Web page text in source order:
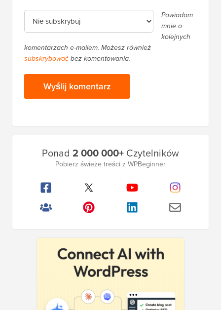
Powiadom
mnie o
kolejnych
komentarzach e-mailem. Możesz również
subskrybowaćbez komentowania.
Ponad 2 000 000+ Czytelników
Pobierz świeże treści z WPBeginner